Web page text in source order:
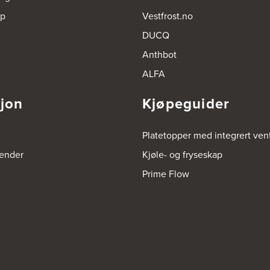
Vestfrost.no
DUCQ
Anthbot
ALFA
Kjøpeguider
Platetopper med integrert
Kjøle- og fryseskap
Prime Flow